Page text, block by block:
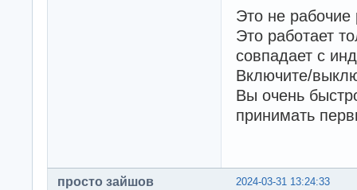
Это не
Это работает
совпадает с
Включите/
Вы очень
принимать
2024-03-31 13:24:33
просто зайшов